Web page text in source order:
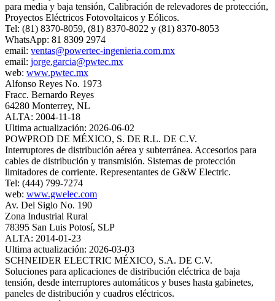
para media y baja tensión, Calibración de relevadores de protección,
Proyectos Eléctricos Fotovoltaicos y Eólicos.
Tel: (81) 8370-8059, (81) 8370-8022 y (81) 8370-8053
WhatsApp: 81 8309 2974
email: ventas@powertec-ingenieria.com.mx
email: jorge.garcia@pwtec.mx
web: www.pwtec.mx
Alfonso Reyes No. 1973
Fracc. Bernardo Reyes
64280 Monterrey, NL
ALTA: 2004-11-18
Ultima actualización: 2026-06-02
POWPROD DE MÉXICO, S. DE R.L. DE C.V.
Interruptores de distribución aérea y subterránea. Accesorios para
cables de distribución y transmisión. Sistemas de protección
limitadores de corriente. Representantes de G&W Electric.
Tel: (444) 799-7274
web: www.gwelec.com
Av. Del Siglo No. 190
Zona Industrial Rural
78395 San Luis Potosí, SLP
ALTA: 2014-01-23
Ultima actualización: 2026-03-03
SCHNEIDER ELECTRIC MÉXICO, S.A. DE C.V.
Soluciones para aplicaciones de distribución eléctrica de baja
tensión, desde interruptores automáticos y buses hasta gabinetes,
paneles de distribución y cuadros eléctricos.